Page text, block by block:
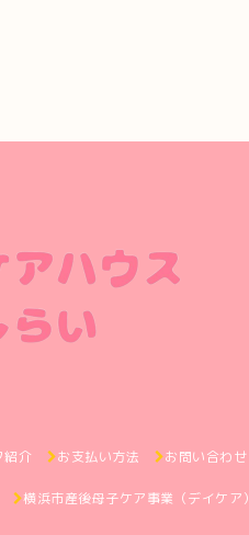
紹介 お支払い方法 お問い合わせ
横浜市産後母子ケア事業（デイケア